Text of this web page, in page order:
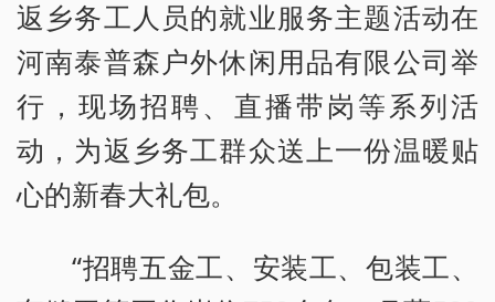
返乡务工人员的就业服务主题活动在
河南泰普森户外休闲用品有限公司举
行，现场招聘、直播带岗等系列活
动，为返乡务工群众送上一份温暖贴
心的新春大礼包。
“招聘五金工、安装工、包装工、